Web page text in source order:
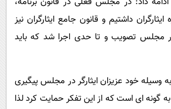
داشتیم و قانون جامع ایثارگران نیز
مجلس تصویب و تا حدی اجرا شد که باید
وسیله خود عزیزان ایثارگر در مجلس پیگیری
گونه ای است که از این تفکر حمایت کرد لذا